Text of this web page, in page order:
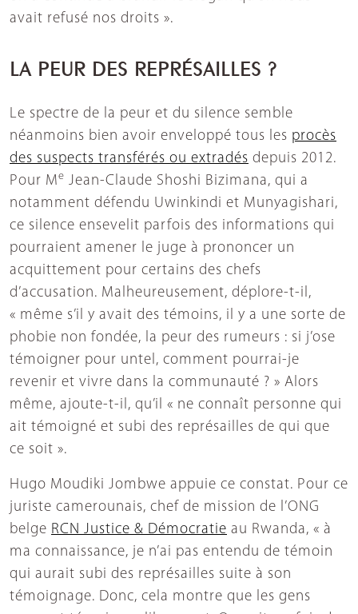
avait refusé nos droits ».
LA PEUR DES REPRÉSAILLES ?
Le spectre de la peur et du silence semble
néanmoins bien avoir enveloppé tous les procès
des suspects transférés ou extradés depuis 2012.
Pour Me Jean-Claude Shoshi Bizimana, qui a
notamment défendu Uwinkindi et Munyagishari,
ce silence ensevelit parfois des informations qui
pourraient amener le juge à prononcer un
acquittement pour certains des chefs
d’accusation. Malheureusement, déplore-t-il,
« même s’il y avait des témoins, il y a une sorte de
phobie non fondée, la peur des rumeurs : si j’ose
témoigner pour untel, comment pourrai-je
revenir et vivre dans la communauté ? » Alors
même, ajoute-t-il, qu’il « ne connaît personne qui
ait témoigné et subi des représailles de qui que
ce soit ».
Hugo Moudiki Jombwe appuie ce constat. Pour ce
juriste camerounais, chef de mission de l’ONG
belge RCN Justice & Démocratie au Rwanda, « à
ma connaissance, je n’ai pas entendu de témoin
qui aurait subi des représailles suite à son
témoignage. Donc, cela montre que les gens